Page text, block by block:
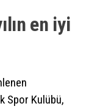
en iyi
Spor Kulübü,